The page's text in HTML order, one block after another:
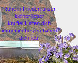
Ruhe in Frieden unser
kleiner lieber
knuffel.Halten dich
immer im herzen haben
dich lieb.